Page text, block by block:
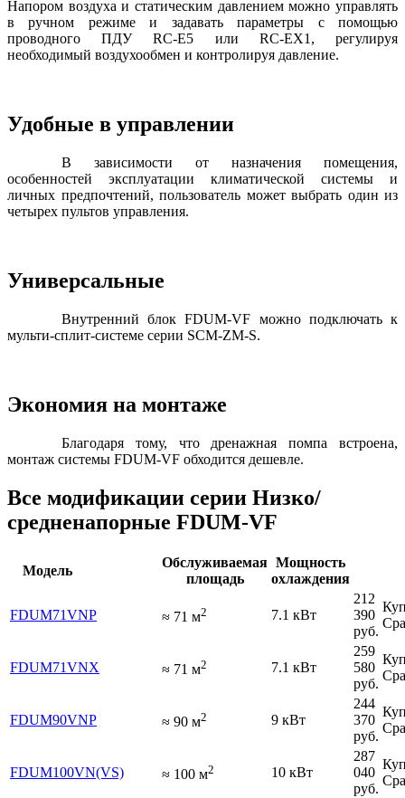
Напором воздуха и статическим давлением можно управлять
в ручном режиме и задавать параметры с помощью
проводного ПДУ RC-E5 или RC-EX1, регулируя
необходимый воздухообмен и контролируя давление.
Удобные в управлении
В зависимости от назначения помещения,
особенностей эксплуатации климатической системы и
личных предпочтений, пользователь может выбрать один из
четырех пультов управления.
Универсальные
Внутренний блок FDUM-VF можно подключать к
мульти-сплит-системе серии SCM-ZM-S.
Экономия на монтаже
Благодаря тому, что дренажная помпа встроена,
монтаж системы FDUM-VF обходится дешевле.
Все модификации серии Низко/
средненапорные FDUM-VF
Модель
Обслуживаемая
площадь
Мощность
охлаждения
FDUM71VNP ≈ 71 м2 7.1 кВт
212
390
руб.
FDUM71VNX ≈ 71 м2 7.1 кВт
259
580
руб.
FDUM90VNP ≈ 90 м2 9 кВт
244
370
руб.
FDUM100VN(VS) ≈ 100 м2 10 кВт
287
040
руб.